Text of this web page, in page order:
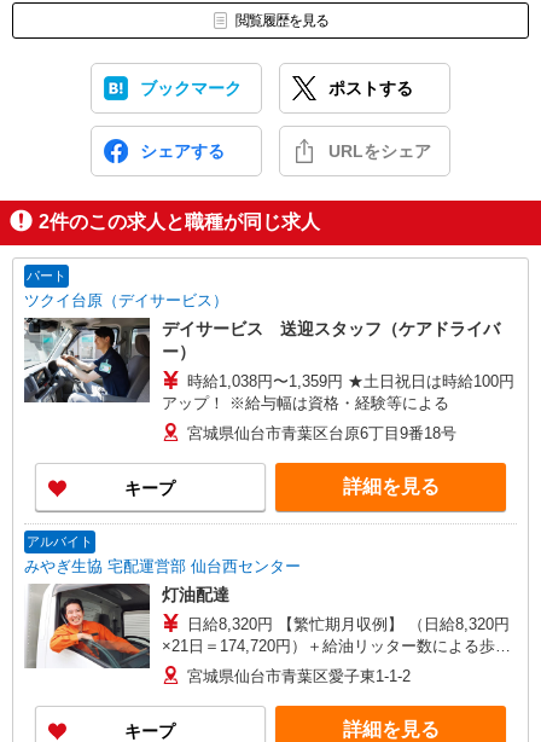
閲覧履歴を見る
ブックマーク ポストする
シェアする URLをシェア
2件のこの求人と職種が同じ求人
パート
ツクイ台原（デイサービス）
デイサービス 送迎スタッフ（ケアドライバ
ー）
時給1,038円〜1,359円 ★土日祝日は時給100円
アップ！ ※給与幅は資格・経験等による
宮城県仙台市青葉区台原6丁目9番18号
キープ 詳細を見る
アルバイト
みやぎ生協 宅配運営部 仙台西センター
灯油配達
日給8,320円 【繁忙期月収例】 （日給8,320円
×21日＝174,720円）＋給油リッター数による歩合
給20万＋皆勤手当2万5千円+安全運転手当5千円 合
計40万4720円 そのほか難コース手当1千円〜5千
円、インセンティブ、時間外手当あり
宮城県仙台市青葉区愛子東1-1-2
キープ 詳細を見る